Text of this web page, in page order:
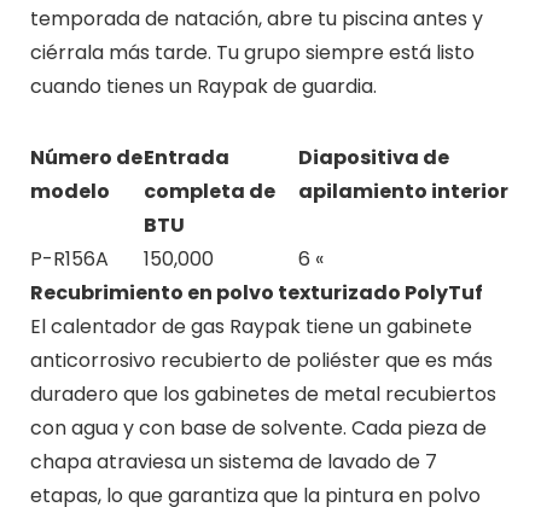
temporada de natación, abre tu piscina antes y
ciérrala más tarde. Tu grupo siempre está listo
cuando tienes un Raypak de guardia.
Número de
modelo
Entrada
completa de
BTU
Diapositiva de
apilamiento interior
P-R156A 150,000
6 «
Recubrimiento en polvo texturizado PolyTuf
El calentador de gas Raypak tiene un gabinete
anticorrosivo recubierto de poliéster que es más
duradero que los gabinetes de metal recubiertos
con agua y con base de solvente. Cada pieza de
chapa atraviesa un sistema de lavado de 7
etapas, lo que garantiza que la pintura en polvo